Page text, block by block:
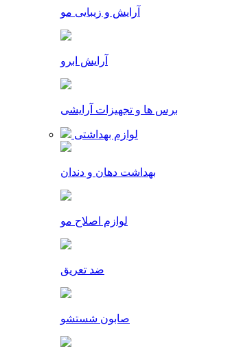
آرایش و زیبایی مو
آرایش ابرو
برس ها و تجهیزات آرایشی
لوازم بهداشتی
بهداشت دهان و دندان
لوازم اصلاح مو
ضد تعریق
صابون شستشو